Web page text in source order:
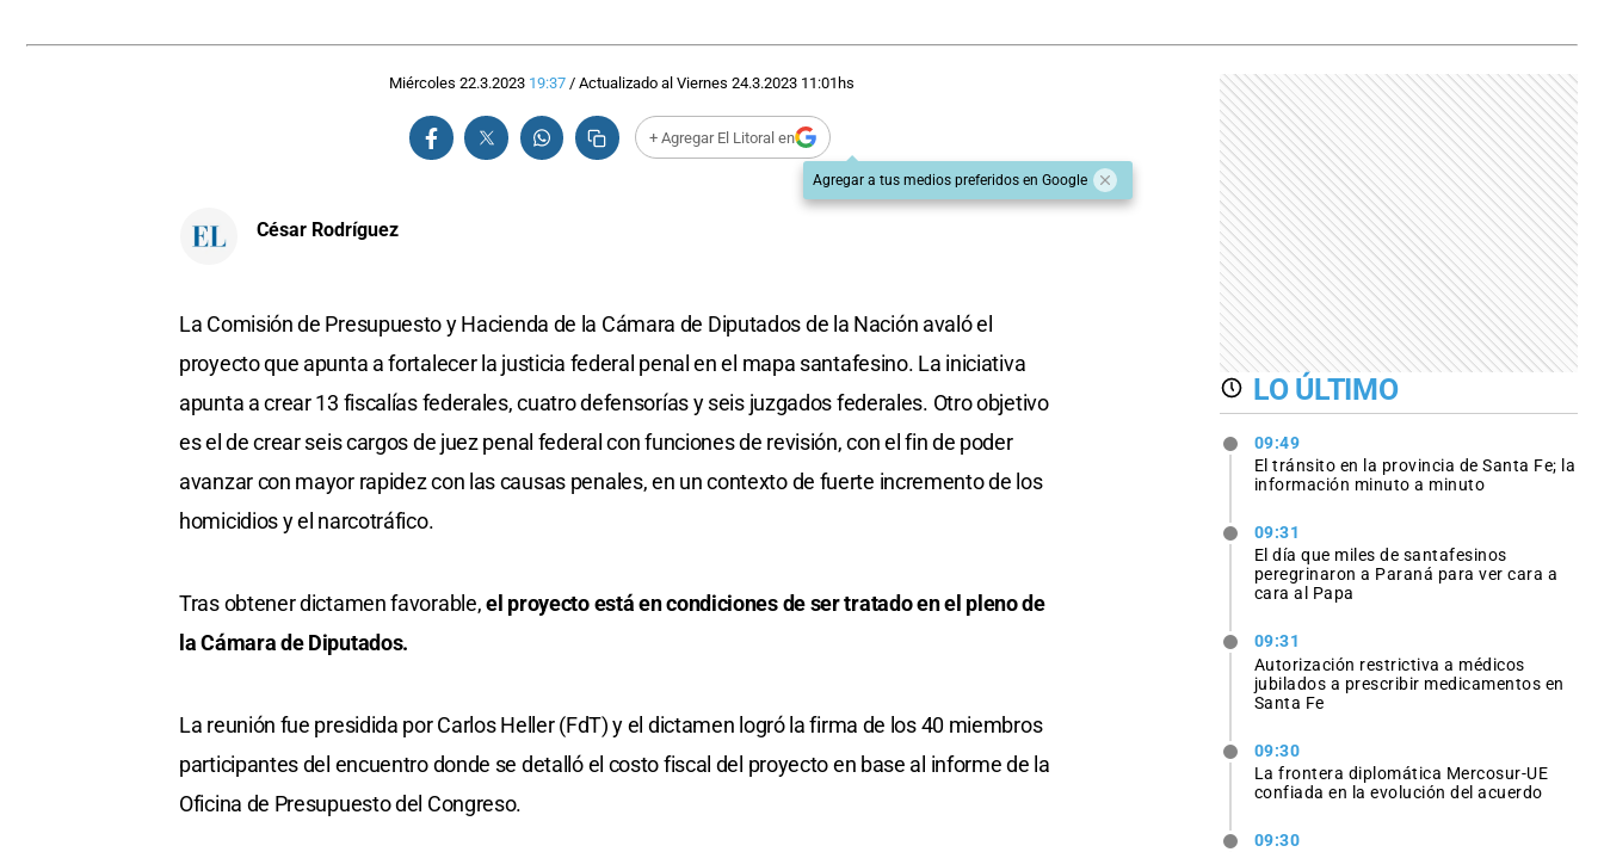
Miércoles 22.3.2023 19:37 / Actualizado al Viernes 24.3.2023 11:01 hs
+ Agregar El Litoral en
Agregar a tus medios preferidos en Google
César Rodríguez
La Comisión de Presupuesto y Hacienda de la Cámara de Diputados de la Nación avaló el
proyecto que apunta a fortalecer la justicia federal penal en el mapa santafesino. La iniciativa
apunta a crear 13 fiscalías federales, cuatro defensorías y seis juzgados federales. Otro objetivo
es el de crear seis cargos de juez penal federal con funciones de revisión, con el fin de poder
avanzar con mayor rapidez con las causas penales, en un contexto de fuerte incremento de los
homicidios y el narcotráfico.
Tras obtener dictamen favorable,el proyecto está en condiciones de ser tratado en el pleno de
la Cámara de Diputados.
La reunión fue presidida por Carlos Heller (FdT) y el dictamen logró la firma de los 40 miembros
participantes del encuentro donde se detalló el costo fiscal del proyecto en base al informe de la
Oficina de Presupuesto del Congreso.
LO ÚLTIMO
09:49
El tránsito en la provincia de Santa Fe; la
información minuto a minuto
09:31
El día que miles de santafesinos
peregrinaron a Paraná para ver cara a
cara al Papa
09:31
Autorización restrictiva a médicos
jubilados a prescribir medicamentos en
Santa Fe
09:30
La frontera diplomática Mercosur-UE
confiada en la evolución del acuerdo
09:30